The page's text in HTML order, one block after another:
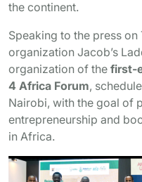
the continent.
Speaking to the press
organization Jacob’s
organization of the first-
4 Africa Forum,
Nairobi, with the goal of
entrepreneurship and
in Africa.